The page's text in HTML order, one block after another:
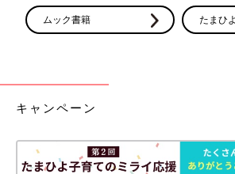
ムック書籍 たまひ
キャンペーン